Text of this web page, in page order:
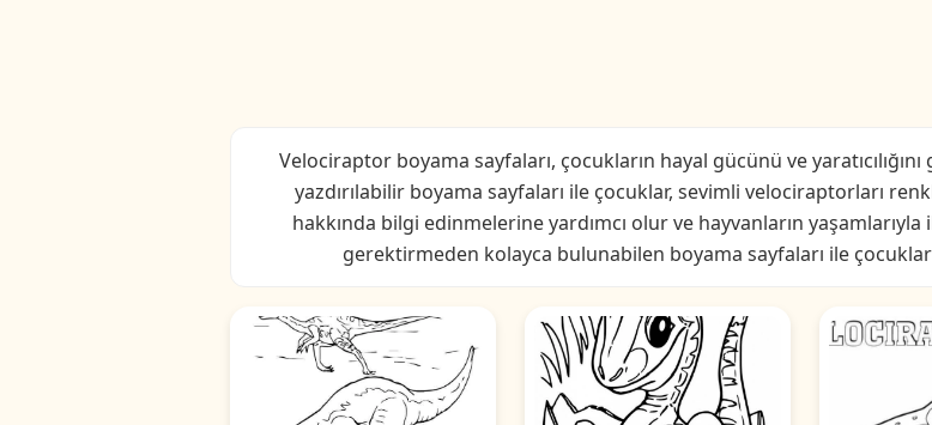
Velociraptor boyama sayfaları, çocukların hayal gücünü ve
yazdırılabilir boyama sayfaları ile çocuklar, sevimli velociraptorları
hakkında bilgi edinmelerine yardımcı olur ve hayvanların
gerektirmeden kolayca bulunabilen boyama sayfaları ile